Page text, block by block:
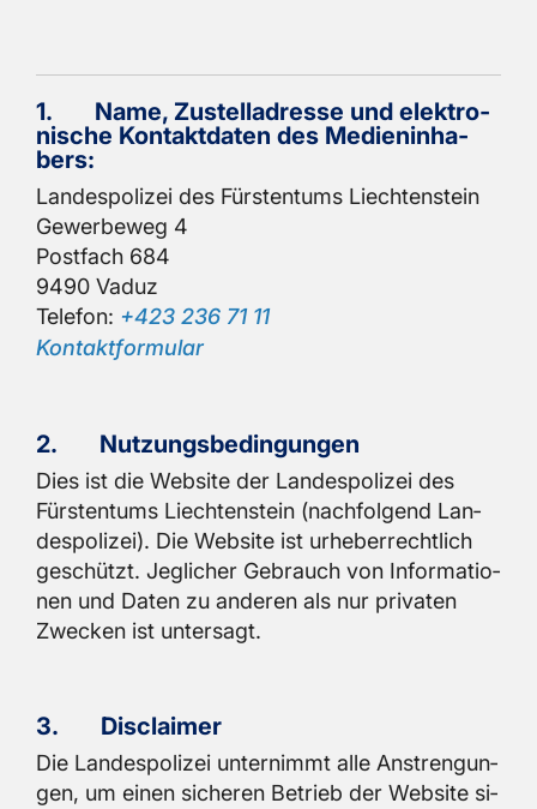
1. Name, Zu­stell­adres­se und elek­tro­
ni­sche Kon­takt­da­ten des Me­di­en­in­ha­
bers:
Lan­des­po­li­zei des Fürs­ten­tums Liech­ten­stein
Ge­wer­be­weg 4
Post­fach 684
9490 Vaduz
Te­le­fon: +423 236 71 11
Kon­takt­for­mu­lar
2. Nut­zungs­be­din­gun­gen
Dies ist die Web­site der Lan­des­po­li­zei des
Fürs­ten­tums Liech­ten­stein (nach­fol­gend Lan­
des­po­li­zei). Die Web­site ist ur­he­ber­recht­lich
ge­schützt. Jeg­li­cher Ge­brauch von In­for­ma­tio­
nen und Daten zu an­de­ren als nur pri­va­ten
Zwe­cken ist un­ter­sagt.
3. Dis­clai­mer
Die Lan­des­po­li­zei un­ter­nimmt alle An­stren­gun­
gen, um einen si­che­ren Be­trieb der Web­site si­